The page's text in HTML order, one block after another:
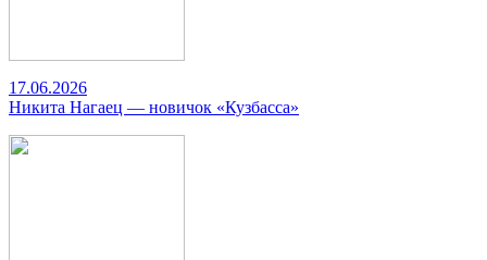
17.06.2026
Никита Нагаец — новичок «Кузбасса»